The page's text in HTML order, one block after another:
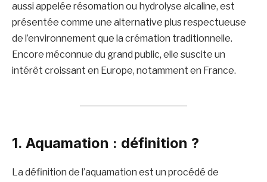
aussi appelée résomation ou hydrolyse alcaline, est
présentée comme une alternative plus respectueuse
de l’environnement que la crémation traditionnelle.
Encore méconnue du grand public, elle suscite un
intérêt croissant en Europe, notamment en France.
1. Aquamation : définition ?
La définition de l’aquamation est un procédé de